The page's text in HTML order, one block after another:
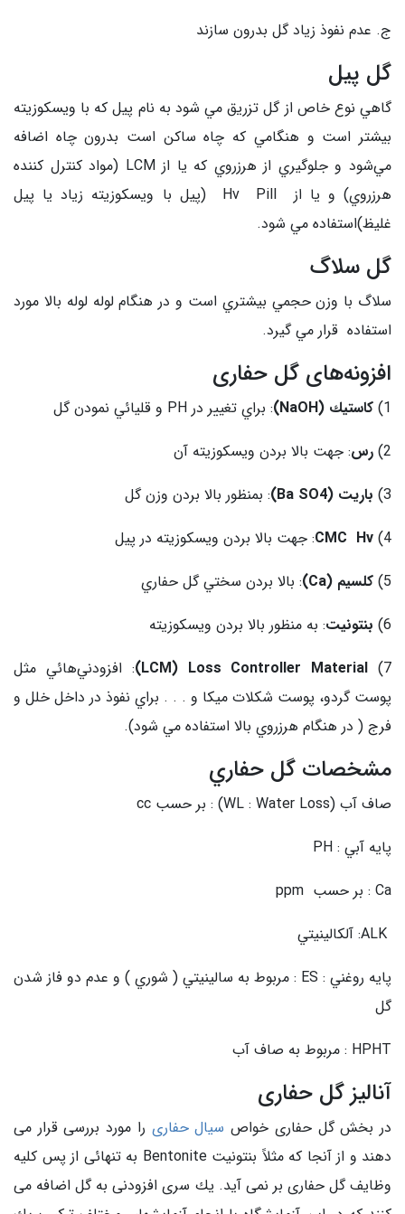
ج. عدم نفوذ زياد گل بدرون سازند
گل پيل
گاهي نوع خاص از گل تزريق مي شود به نام پيل كه با ويسكوزيته
بيشتر است و هنگامي كه چاه ساكن است بدرون چاه اضافه
مي‌شود و جلوگيري از هرزروي كه يا از LCM (مواد كنترل كننده
هرزروي) و يا از Hv Pill (پيل با ويسكوزيته زياد يا پيل
غليظ)استفاده مي شود.
گل سلاگ
سلاگ با وزن حجمي بيشتري است و در هنگام لوله لوله بالا مورد
استفاده قرار مي گيرد.
افزونه‌های گل حفاری
1) كاستيك (NaOH)
: براي تغيير در PH و قليائي نمودن گل
2) رس: جهت بالا بردن ويسكوزيته آن
3) باريت (Ba SO4)
: بمنظور بالا بردن وزن گل
4)
CMC Hv: جهت بالا بردن ويسكوزيته در پيل
5) كلسيم (Ca)
: بالا بردن سختي گل حفاري
6) بنتونيت: به منظور بالا بردن ويسكوزيته
7)
LCM) Loss Controller Material) : افزودني‌هائي مثل
پوست گردو، پوست شكلات ميكا و . . . براي نفوذ در داخل خلل و
فرج ( در هنگام هرزروي بالا استفاده مي شود).
مشخصات گل حفاري
صاف آب (WL : Water Loss) : بر حسب cc
پايه آبي : PH
Ca : بر حسب ppm
پايه روغني : ES : مربوط به سالينيتي ( شوري ) و عدم دو فاز شدن
گل
HPHT : مربوط به صاف آب
آنالیز گل حفاری
در بخش گل حفاری خواص سیال حفاری را مورد بررسی قرار می
دهند و از آنجا كه مثلاً بنتونیت Bentonite به تنهائی از پس كلیه
وظایف گل حفاری بر نمی آید. یك سری افزودنی به گل اضافه می